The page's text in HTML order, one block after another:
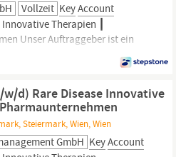
Vollzeit KeyAccount
Therapien ┃
Unser Auftraggeber ist ein
Die Produkte sowie die
für den großen Erfolg des
die laufende Forschung und
d) Rare Disease Innovative
Steiermark, Wien, Wien
GmbH KeyAccount